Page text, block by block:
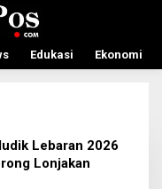
Edukasi Ekonomi
Lebaran 2026
Lonjakan